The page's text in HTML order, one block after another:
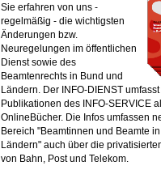
Sie erfahren von uns -
regelmäßig - die wichtigsten
Änderungen bzw.
Neuregelungen im öffentlichen
Dienst sowie des
Beamtenrechts in Bund und
Ländern. Der INFO-DIENST
Publikationen des INFO-SERVICE
OnlineBücher. Die Infos umfassen
Bereich "Beamtinnen und Beamte
Ländern" auch über die
von Bahn, Post und Telekom.